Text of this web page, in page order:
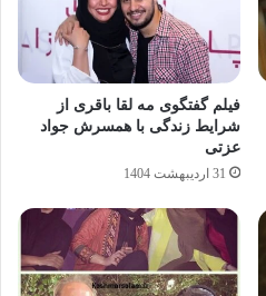
فیلم گفتگوی مه لقا باقری از
شرایط زندگی با همسرش جواد
عزتی
31 اردیبهشت 1404